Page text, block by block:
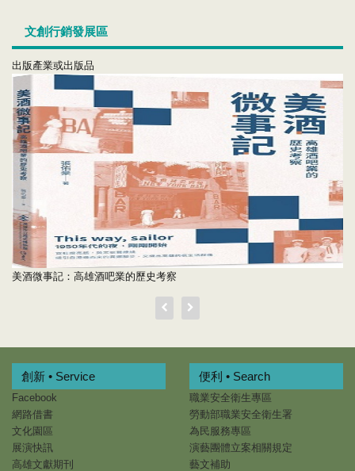
文創行銷發展區
出版產業或出版品
美酒微事記：高雄酒吧業的歷史考察
創新 • Service
Facebook
網路借書
文化園區
展演快訊
高雄文獻期刊
便利 • Search
職業安全衛生專區
勞動部職業安全衛生署
為民服務專區
演藝團體立案相關規定
藝文補助